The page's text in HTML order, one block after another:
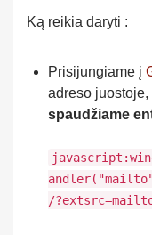
Ką reikia daryti :
Prisijungiame į
adreso
spaudžiame
/